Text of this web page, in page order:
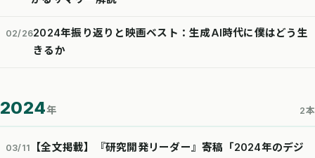
02/262024年振り返りと映画ベスト：生成AI時代に僕はどう生
きるか
2024年 2本
03/11
【全文掲載】『研究開発リーダー』寄稿「2024年のデジ